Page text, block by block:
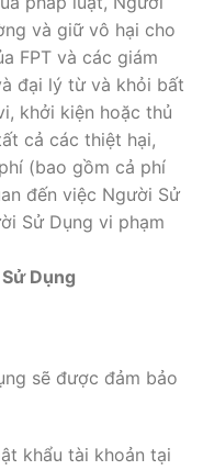
và giữ vô hại cho
FPT và các giám
đại lý từ và khỏi bất
khởi kiện hoặc thủ
cả các thiệt hại,
(bao gồm cả phí
đến việc Người Sử
Sử Dụng vi phạm
Dụng
sẽ được đảm bảo
khẩu tài khoản tại